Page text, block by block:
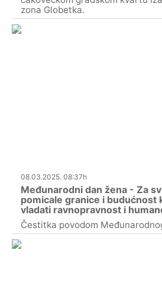
zona Globetka.
08.03.2025. 08:37h
Međunarodni dan žena - Za
pomicale granice i budućnost
vladati ravnopravnost i
Čestitka povodom